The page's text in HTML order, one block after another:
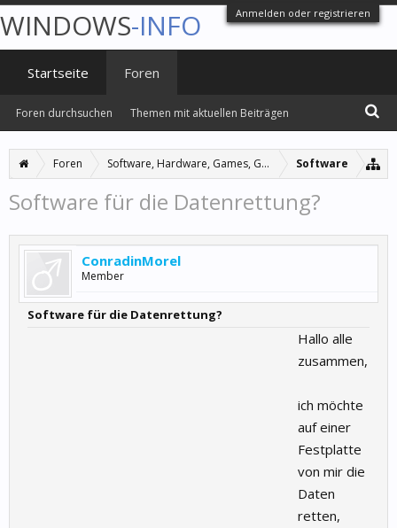
Anmelden oder registrieren
Foren Software, Hardware, Games, Grafiken Software
Software für die Datenrettung?
ConradinMorel
Member
Software für die Datenrettung?
Hallo alle
zusammen,
ich möchte
auf einer
Festplatte
von mir die
Daten
retten,
WINDOWS-INFO
Startseite Foren
Foren durchsuchen Themen mit aktuellen Beiträgen